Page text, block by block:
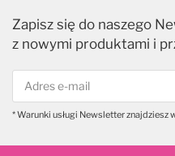
Zapisz się do naszego
z nowymi produktami i
* Warunki usługi Newsletter znajdziesz